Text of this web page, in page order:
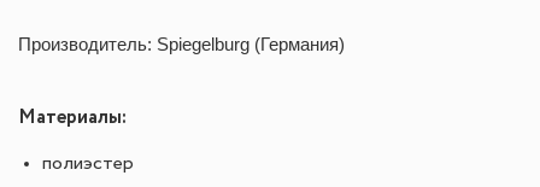
Производитель: Spiegelburg (Германия)
Материалы:
полиэстер